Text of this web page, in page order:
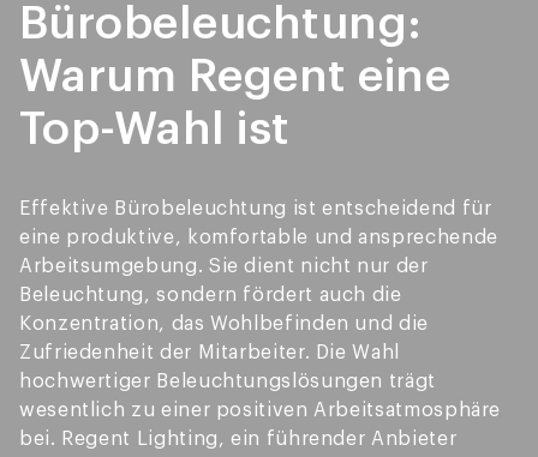
Bürobeleuchtung:
Warum Regent eine
Top-Wahl ist
Effektive Bürobeleuchtung ist entscheidend für
eine produktive, komfortable und ansprechende
Arbeitsumgebung. Sie dient nicht nur der
Beleuchtung, sondern fördert auch die
Konzentration, das Wohlbefinden und die
Zufriedenheit der Mitarbeiter. Die Wahl
hochwertiger Beleuchtungslösungen trägt
wesentlich zu einer positiven Arbeitsatmosphäre
bei. Regent Lighting, ein führender Anbieter